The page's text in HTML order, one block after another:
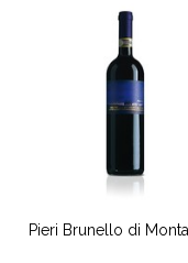
Pieri Brunello di